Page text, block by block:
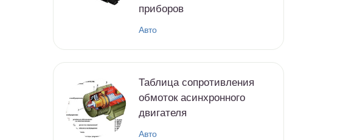
приборов
Авто
Таблица сопротивления
обмоток асинхронного
двигателя
Авто